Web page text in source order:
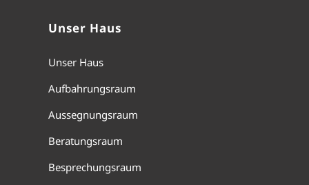
Unser Haus
Unser Haus
Aufbahrungsraum
Aussegnungsraum
Beratungsraum
Besprechungsraum